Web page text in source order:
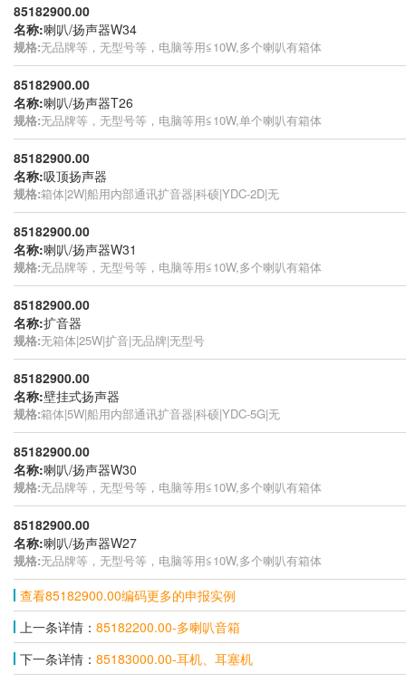
85182900.00
名称:喇叭/扬声器W34
规格:无品牌等，无型号等，电脑等用≦10W,多个喇叭有箱体
85182900.00
名称:喇叭/扬声器T26
规格:无品牌等，无型号等，电脑等用≦10W,单个喇叭有箱体
85182900.00
名称:吸顶扬声器
规格:箱体|2W|船用内部通讯扩音器|科硕|YDC-2D|无
85182900.00
名称:喇叭/扬声器W31
规格:无品牌等，无型号等，电脑等用≦10W,多个喇叭有箱体
85182900.00
名称:扩音器
规格:无箱体|25W|扩音|无品牌|无型号
85182900.00
名称:壁挂式扬声器
规格:箱体|5W|船用内部通讯扩音器|科硕|YDC-5G|无
85182900.00
名称:喇叭/扬声器W30
规格:无品牌等，无型号等，电脑等用≦10W,多个喇叭有箱体
85182900.00
名称:喇叭/扬声器W27
规格:无品牌等，无型号等，电脑等用≦10W,多个喇叭有箱体
查看85182900.00编码更多的申报实例
上一条详情： 85182200.00-多喇叭音箱
下一条详情： 85183000.00-耳机、耳塞机